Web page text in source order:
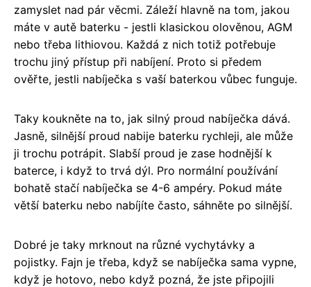
zamyslet nad pár věcmi. Záleží hlavně na tom, jakou
máte v autě baterku - jestli klasickou olověnou, AGM
nebo třeba lithiovou. Každá z nich totiž potřebuje
trochu jiný přístup při nabíjení. Proto si předem
ověřte, jestli nabíječka s vaší baterkou vůbec funguje.
Taky koukněte na to, jak silný proud nabíječka dává.
Jasně, silnější proud nabije baterku rychleji, ale může
ji trochu potrápit. Slabší proud je zase hodnější k
baterce, i když to trvá dýl. Pro normální používání
bohatě stačí nabíječka se 4-6 ampéry. Pokud máte
větší baterku nebo nabíjíte často, sáhněte po silnější.
Dobré je taky mrknout na různé vychytávky a
pojistky. Fajn je třeba, když se nabíječka sama vypne,
když je hotovo, nebo když pozná, že jste připojili